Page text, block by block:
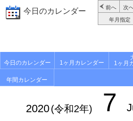
今日のカレンダー 前へ 次
年月指定
今日のカレンダー 1ヶ月カレンダー
1ヶ月
年間カレンダー
2020(令和2年) 7